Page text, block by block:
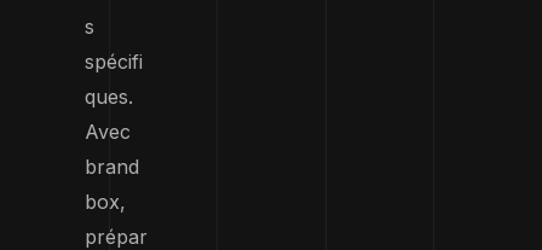
s
spécifi
ques.
Avec
brand
box,
prépar